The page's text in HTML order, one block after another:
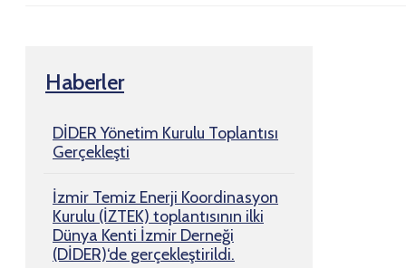
Haberler
DİDER Yönetim Kurulu Toplantısı
Gerçekleşti
İzmir Temiz Enerji Koordinasyon
Kurulu (İZTEK) toplantısının ilki
Dünya Kenti İzmir Derneği
(DİDER)‘de gerçekleştirildi.